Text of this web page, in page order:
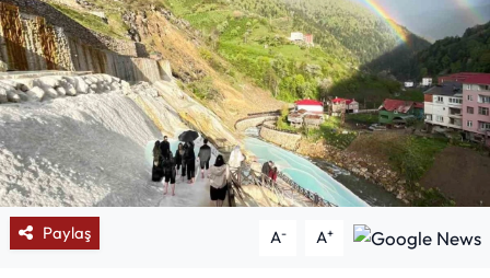
Paylaş A- A+
Mektup Galeri
Röportaj
Manşet
Köşe Yazıları